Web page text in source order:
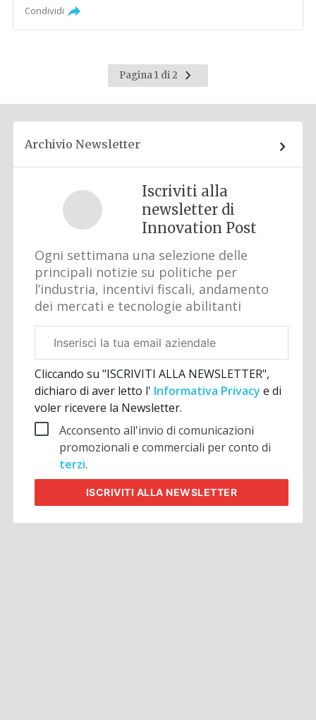
Condividi
Pagina 1 di 2
Pagina
successiva
Archivio Newsletter
Iscriviti alla
newsletter di
Innovation Post
Ogni settimana una selezione delle
principali notizie su politiche per
l’industria, incentivi fiscali, andamento
dei mercati e tecnologie abilitanti
aziendale
Cliccando su "ISCRIVITI ALLA NEWSLETTER",
dichiaro di aver letto l' Informativa Privacye di
voler ricevere la Newsletter.
Acconsento all'invio di comunicazioni
promozionali e commerciali per conto di
terzi.
ISCRIVITI ALLA NEWSLETTER